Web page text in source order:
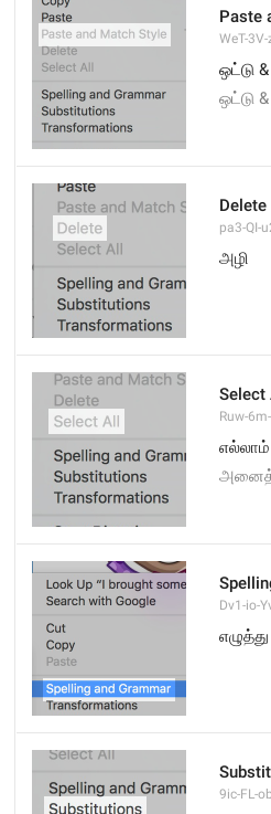
Paste
WeT-
ஒட்டு
ஒட்டு
Delete
pa3-QI-
அழி
Select
Ruw-
எல்லாம்
Dv1-io-
9ic-FL-